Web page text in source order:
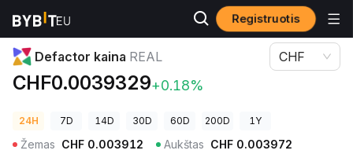
Registruotis
Kriptovaliutų kainos Defactor kaina REAL
Defactor kaina REAL
CHF0.0039329+0.18%
CHF
24H 7D 14D 30D 60D 200D 1Y
Žemas CHF 0.003912 Aukštas CHF 0.003972